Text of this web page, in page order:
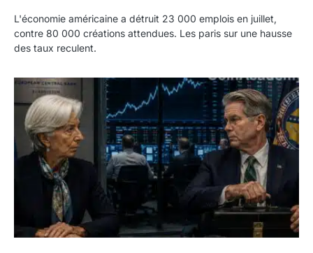
L'économie américaine a détruit 23 000 emplois en juillet,
contre 80 000 créations attendues. Les paris sur une hausse
des taux reculent.
Yen : Washington a vendu des euros sans prévenir la